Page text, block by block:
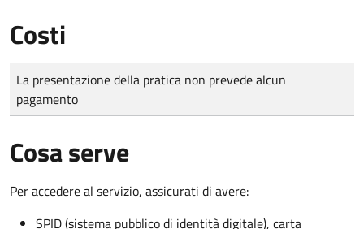
Costi
Tipo di pagamento
Importo
La presentazione della pratica non prevede alcun
pagamento
Cosa serve
Per accedere al servizio, assicurati di avere:
SPID (sistema pubblico di identità digitale), carta